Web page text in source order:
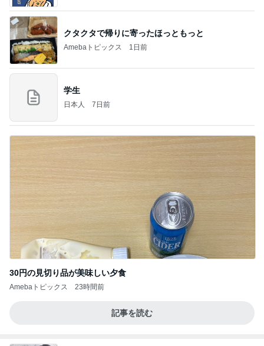
クタクタで帰りに寄ったほっともっと
Amebaトピックス 1日前
学生
日本人 7日前
30円の見切り品が美味しい夕食
Amebaトピックス 23時間前
記事を読む